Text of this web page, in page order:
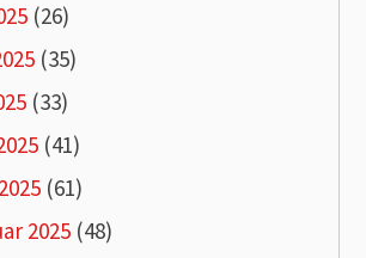
(26)
(35)
(33)
(41)
(61)
2025 (48)